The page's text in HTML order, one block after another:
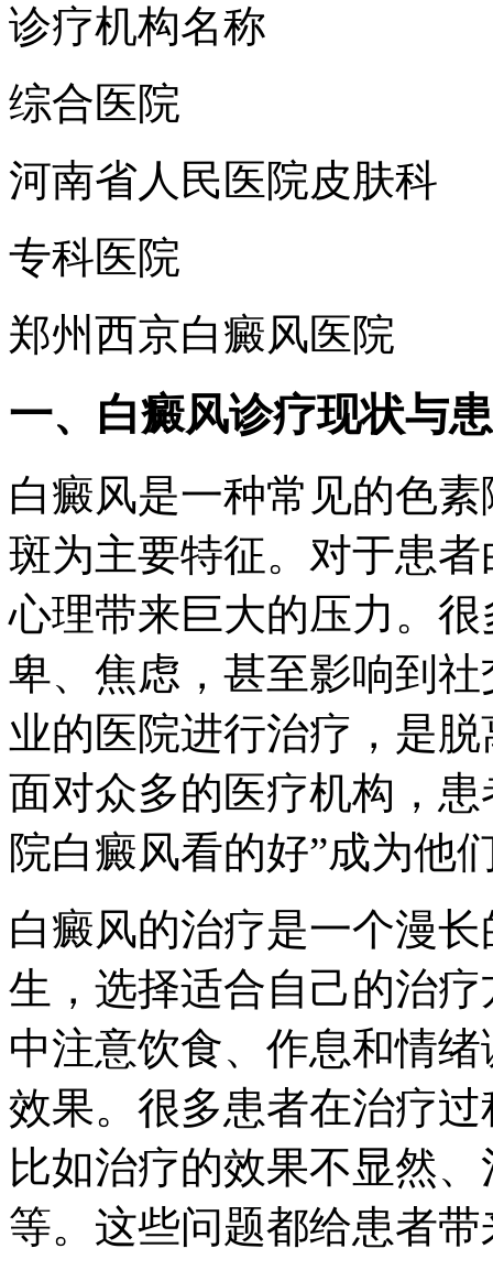
诊疗机构名称
综合医院
河南省人民医院皮肤科
专科医院
郑州西京白癜风医院
一、白癜风诊疗现状与
白癜风是一种常见的色
斑为主要特征。对于患
心理带来巨大的压力。
卑、焦虑，甚至影响到
业的医院进行治疗，是
面对众多的医疗机构，
院白癜风看的好”成为他
白癜风的治疗是一个漫
生，选择适合自己的治
中注意饮食、作息和情
效果。很多患者在治疗
比如治疗的效果不显然
等。这些问题都给患者